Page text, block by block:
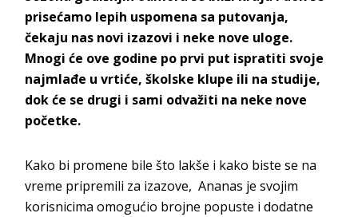
prisećamo lepih uspomena sa putovanja,
čekaju nas novi izazovi i neke nove uloge.
Mnogi će ove godine po prvi put ispratiti svoje
najmlađe u vrtiće, školske klupe ili na studije,
dok će se drugi i sami odvažiti na neke nove
početke.
Kako bi promene bile što lakše i kako biste se na
vreme pripremili za izazove, Ananas je svojim
korisnicima omogućio brojne popuste i dodatne